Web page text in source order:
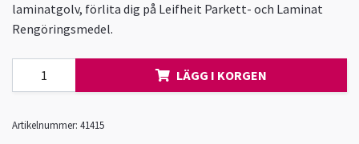
laminatgolv, förlita dig på Leifheit Parkett- och Laminat
Rengöringsmedel.
LÄGG I KORGEN
Artikelnummer: 41415